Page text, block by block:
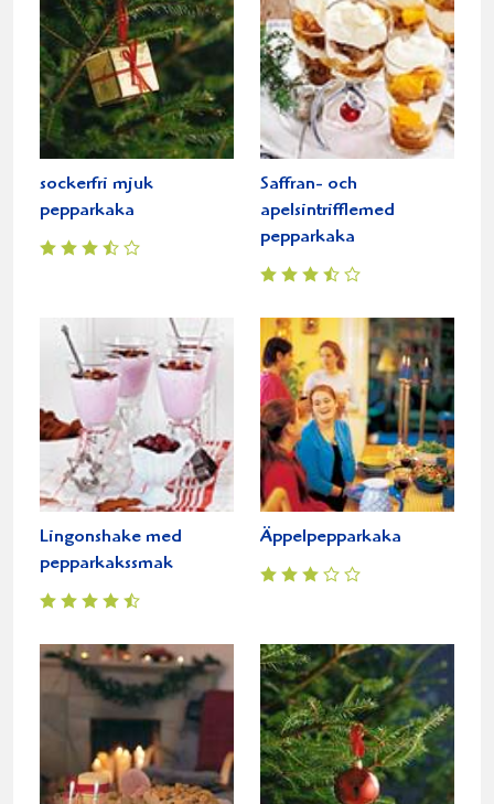
sockerfri mjuk
pepparkaka
Saffran- och
apelsintrifflemed
pepparkaka
Lingonshake med
pepparkakssmak
Äppelpepparkaka